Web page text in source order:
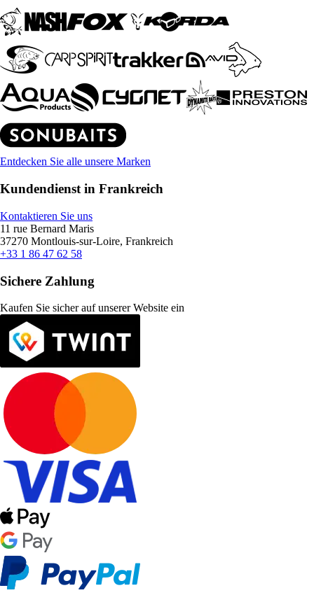
Entdecken Sie alle unsere Marken
Kundendienst in Frankreich
Kontaktieren Sie uns
11 rue Bernard Maris
37270 Montlouis-sur-Loire, Frankreich
+33 1 86 47 62 58
Sichere Zahlung
Kaufen Sie sicher auf unserer Website ein